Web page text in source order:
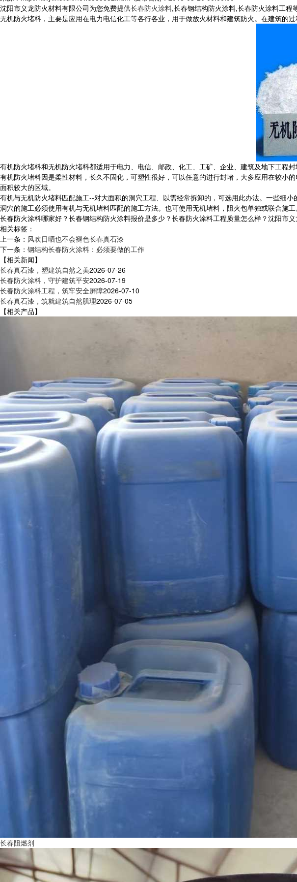
沈阳市义龙防火材料有限公司为您免费提供长春防火涂料,长春钢结构防火涂料,长春防火涂料工程
无机防火堵料，主要是应用在电力电信化工等各行各业，用于做放火材料和建筑防火。在建筑的
有机防火堵料和无机防火堵料都适用于电力、电信、邮政、化工、工矿、企业、建筑及地下工程
有机防火堵料因是柔性材料，长久不固化，可塑性很好，可以任意的进行封堵，大多应用在较小
面积较大的区域。
有机与无机防火堵料匹配施工--对大面积的洞穴工程、以需经常拆卸的，可选用此办法。一些细
洞穴的施工必须使用有机与无机堵料匹配的施工方法。也可使用无机堵料，阻火包单独或联合施工
长春防火涂料哪家好？长春钢结构防火涂料报价是多少？长春防火涂料工程质量怎么样？沈阳
相关标签：
上一条： 风吹日晒也不会褪色长春真石漆
下一条： 钢结构长春防火涂料：必须要做的工作
【相关新闻】
长春真石漆，塑建筑自然之美2026-07-26
长春防火涂料，守护建筑平安2026-07-19
长春防火涂料工程，筑牢安全屏障2026-07-10
长春真石漆，筑就建筑自然肌理2026-07-05
【相关产品】
长春阻燃剂